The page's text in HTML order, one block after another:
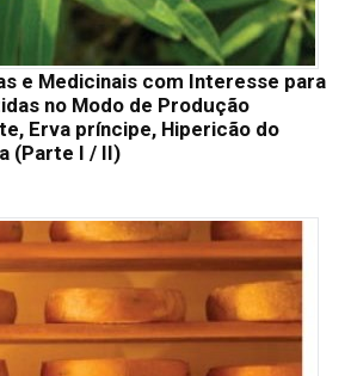
e Medicinais com Interesse para
no Modo de Produção
Erva príncipe, Hipericão do
(Parte I / II)